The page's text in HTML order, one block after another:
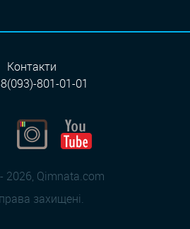
2026, Qimnata.com
захищені.
Контакти
801-01-01